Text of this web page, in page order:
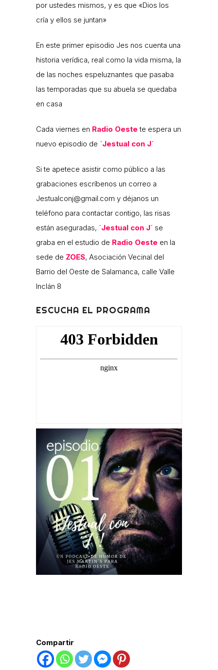
por ustedes mismos, y es que «Dios los
cría y ellos se juntan»
En este primer episodio Jes nos cuenta una
historia verídica, real como la vida misma, la
de las noches espeluznantes que pasaba
las temporadas que su abuela se quedaba
en casa
Cada viernes en Radio Oeste te espera un
nuevo episodio de `Jestual con J´
Si te apetece asistir como público a las
grabaciones escríbenos un correo a
Jestualconj@gmail.com y déjanos un
teléfono para contactar contigo, las risas
están aseguradas, `Jestual con J´ se
graba en el estudio de Radio Oeste en la
sede de ZOES, Asociación Vecinal del
Barrio del Oeste de Salamanca, calle Valle
Inclán 8
ESCUCHA EL PROGRAMA
Compartir